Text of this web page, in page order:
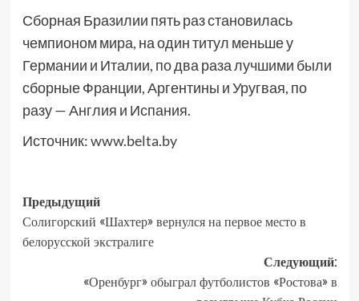
Сборная Бразилии пять раз становилась
чемпионом мира, на один титул меньше у
Германии и Италии, по два раза лучшими были
сборные Франции, Аргентины и Уругвая, по
разу — Англия и Испания.
Источник:www.belta.by
Предыдущий
Солигорский «Шахтер» вернулся на первое место в
белорусской экстралиге
Следующий:
«Оренбург» обыграл футболистов «Ростова» в